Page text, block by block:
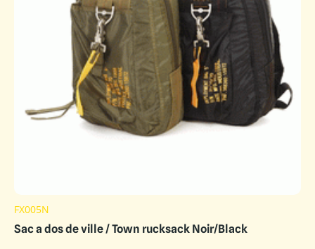
FX005N
Sac a dos de ville / Town rucksack Noir/Black